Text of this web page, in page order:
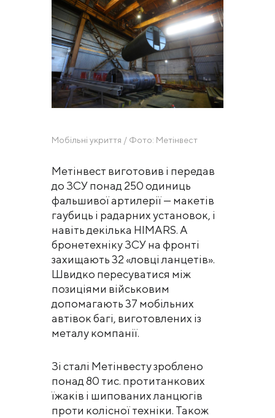
Мобільні укриття / Фото: Метінвест
Метінвест виготовив і передав
до ЗСУ понад 250 одиниць
фальшивої артилерії — макетів
гаубиць і радарних установок, і
навіть декілька HIMARS. А
бронетехніку ЗСУ на фронті
захищають 32 «ловці ланцетів».
Швидко пересуватися між
позиціями військовим
допомагають 37 мобільних
автівок багі, виготовлених із
металу компанії.
Зі сталі Метінвесту зроблено
понад 80 тис. протитанкових
їжаків і шипованих ланцюгів
проти колісної техніки. Також